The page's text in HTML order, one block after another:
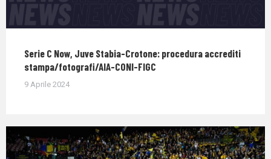
Serie C Now, Juve Stabia-Crotone: procedura accrediti
stampa/fotografi/AIA-CONI-FIGC
9 Aprile 2024